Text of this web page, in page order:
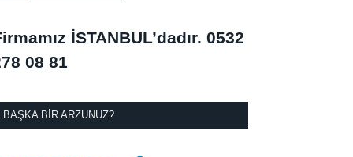
İSTANBUL’dadır. 0532
08 81
BAŞKA BIR ARZUNUZ?